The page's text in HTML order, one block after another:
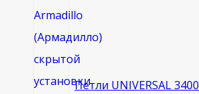
Петли UNIVERSAL 3400